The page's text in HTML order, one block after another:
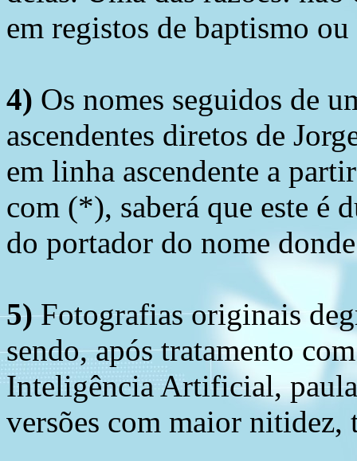
em registos de baptismo
4) Os nomes seguidos de
ascendentes diretos de
em linha ascendente a
com (*), saberá que este é
do portador do nome
5)Fotografias originais
sendo, após tratamento
Inteligência Artificial,
versões com maior nitidez,